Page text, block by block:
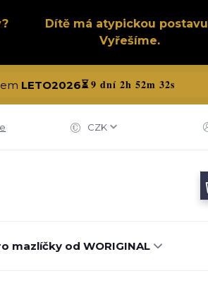
Dítě má atypickou
Vyřešíme.
LETO2026⏳9 dní 2h 52m 32s
CZK
mazlíčky od WORIGINAL